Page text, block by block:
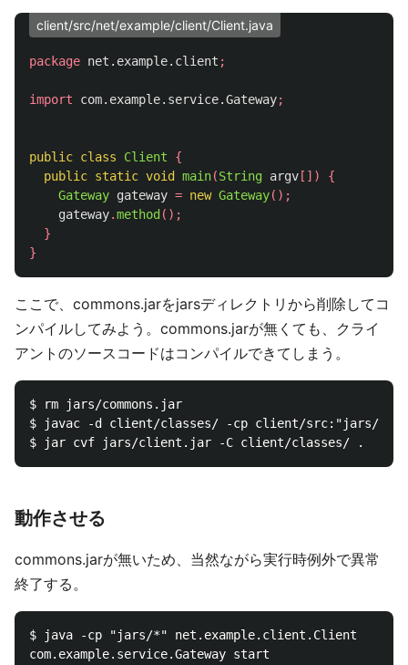
client/src/net/example/client/Client.java
package net.example.client ;
import com.example.service.Gateway;
public class Client
{
public static void main(String argv [])
{
Gateway gateway = new Gateway();
gateway.method ();
}
}
ここで、commons.jarをjarsディレクトリから削除してコ
ンパイルしてみよう。commons.jarが無くても、クライ
アントのソースコードはコンパイルできてしまう。
$ rm jars/commons.jar
$ javac -d client/classes/ -cp client/src:"jars/*"
動作させる
commons.jarが無いため、当然ながら実行時例外で異常
終了する。
$ java -cp "jars/*" net.example.client.Client
com.example.service.Gateway start